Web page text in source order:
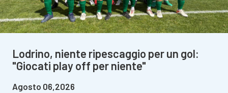
Lodrino, niente ripescaggio per un gol:
"Giocati play off per niente"
Agosto 06,2026